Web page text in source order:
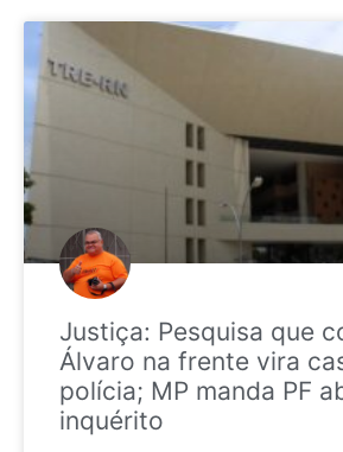
Justiça: Pesquisa que
Álvaro na frente vira
polícia; MP manda PF
inquérito